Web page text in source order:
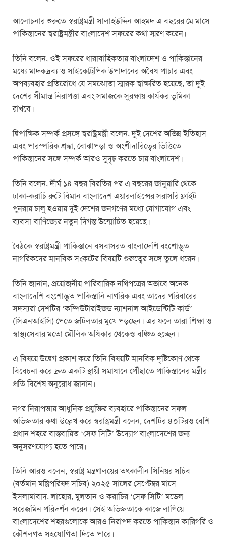
আলোচনার শুরুতে স্বরাষ্ট্রমন্ত্রী সালাহউদ্দিন আহমদ এ বছরের মে মাসে
পাকিস্তানের স্বরাষ্ট্রমন্ত্রীর বাংলাদেশ সফরের কথা স্মরণ করেন।
তিনি বলেন, ওই সফরের ধারাবাহিকতায় বাংলাদেশ ও পাকিস্তানের
মধ্যে মাদকদ্রব্য ও সাইকোট্রপিক উপাদানের অবৈধ পাচার এবং
অপব্যবহার প্রতিরোধে যে সমঝোতা স্মারক স্বাক্ষরিত হয়েছে, তা দুই
দেশের সীমান্ত নিরাপত্তা এবং সমাজকে সুরক্ষায় কার্যকর ভূমিকা
রাখবে।
দ্বিপাক্ষিক সম্পর্ক প্রসঙ্গে স্বরাষ্ট্রমন্ত্রী বলেন, দুই দেশের অভিন্ন ইতিহাস
এবং পারস্পরিক শ্রদ্ধা, বোঝাপড়া ও অংশীদারিত্বের ভিত্তিতে
পাকিস্তানের সঙ্গে সম্পর্ক আরও সুদৃঢ় করতে চায় বাংলাদেশ।
তিনি বলেন, দীর্ঘ ১৪ বছর বিরতির পর এ বছরের জানুয়ারি থেকে
ঢাকা-করাচি রুটে বিমান বাংলাদেশ এয়ারলাইন্সের সরাসরি ফ্লাইট
পুনরায় চালু হওয়ায় দুই দেশের জনগণের মধ্যে যোগাযোগ এবং
ব্যবসা-বাণিজ্যের নতুন দিগন্ত উন্মোচিত হয়েছে।
বৈঠকে স্বরাষ্ট্রমন্ত্রী পাকিস্তানে বসবাসরত বাংলাদেশি বংশোদ্ভূত
নাগরিকদের মানবিক সংকটের বিষয়টি গুরুত্বের সঙ্গে তুলে ধরেন।
তিনি জানান, প্রয়োজনীয় পারিবারিক নথিপত্রের অভাবে অনেক
বাংলাদেশি বংশোদ্ভূত পাকিস্তানি নাগরিক এবং তাদের পরিবারের
সদস্যরা দেশটির ‘কম্পিউটারাইজড ন্যাশনাল আইডেন্টিটি কার্ড’
(সিএনআইসি) পেতে জটিলতার মুখে পড়ছেন। এর ফলে তারা শিক্ষা ও
স্বাস্থ্যসেবার মতো মৌলিক অধিকার থেকেও বঞ্চিত হচ্ছেন।
এ বিষয়ে উদ্বেগ প্রকাশ করে তিনি বিষয়টি মানবিক দৃষ্টিকোণ থেকে
বিবেচনা করে দ্রুত একটি স্থায়ী সমাধানে পৌঁছাতে পাকিস্তানের মন্ত্রীর
প্রতি বিশেষ অনুরোধ জানান।
নগর নিরাপত্তায় আধুনিক প্রযুক্তির ব্যবহারে পাকিস্তানের সফল
অভিজ্ঞতার কথা উল্লেখ করে স্বরাষ্ট্রমন্ত্রী বলেন, দেশটির ৪০টিরও বেশি
প্রধান শহরে বাস্তবায়িত ‘সেফ সিটি’ উদ্যোগ বাংলাদেশের জন্য
অনুসরণযোগ্য হতে পারে।
তিনি আরও বলেন, স্বরাষ্ট্র মন্ত্রণালয়ের তৎকালীন সিনিয়র সচিব
(বর্তমান মন্ত্রিপরিষদ সচিব) ২০২৫ সালের সেপ্টেম্বর মাসে
ইসলামাবাদ, লাহোর, মুলতান ও করাচির ‘সেফ সিটি’ মডেল
সরেজমিন পরিদর্শন করেন। সেই অভিজ্ঞতাকে কাজে লাগিয়ে
বাংলাদেশের শহরগুলোকে আরও নিরাপদ করতে পাকিস্তান কারিগরি ও
কৌশলগত সহযোগিতা দিতে পারে।